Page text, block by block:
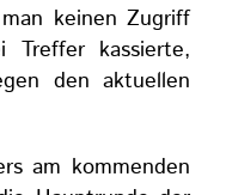
keinen Zugriff
kassierte,
den aktuellen
am kommenden